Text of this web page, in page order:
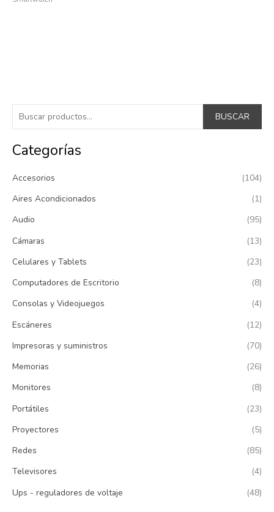
u
s
a
r
r
:
BUSCAR
Categorías
Accesorios
(104)
Aires Acondicionados
(1)
Audio
(95)
Cámaras
(13)
Celulares y Tablets
(23)
Computadores de Escritorio
(8)
Consolas y Videojuegos
(4)
Escáneres
(12)
Impresoras y suministros
(70)
Memorias
(26)
Monitores
(8)
Portátiles
(23)
Proyectores
(5)
Redes
(85)
Televisores
(4)
Ups - reguladores de voltaje
(48)